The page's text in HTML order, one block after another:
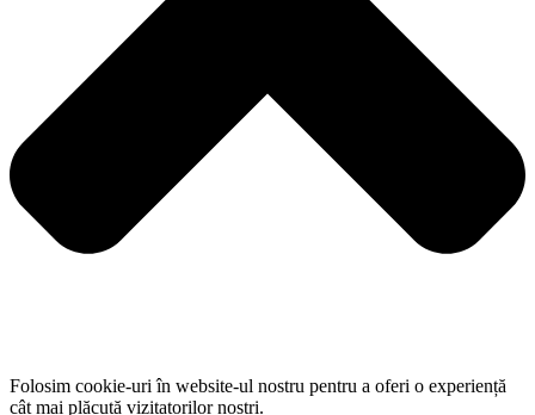
Folosim cookie-uri în website-ul nostru pentru a oferi o experiență
cât mai plăcută vizitatorilor noștri.